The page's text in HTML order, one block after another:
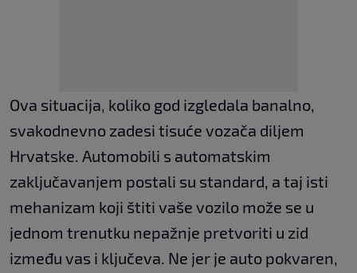
Ova situacija, koliko god izgledala banalno,
svakodnevno zadesi tisuće vozača diljem
Hrvatske. Automobili s automatskim
zaključavanjem postali su standard, a taj isti
mehanizam koji štiti vaše vozilo može se u
jednom trenutku nepažnje pretvoriti u zid
između vas i ključeva. Ne jer je auto pokvaren,